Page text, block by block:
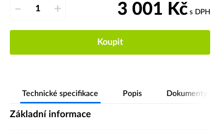
– + 3 001 Kč s DPH
Koupit
Technické specifikace Popis Dokumenty
Základní informace